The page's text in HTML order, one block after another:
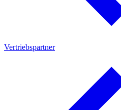
Vertriebspartner